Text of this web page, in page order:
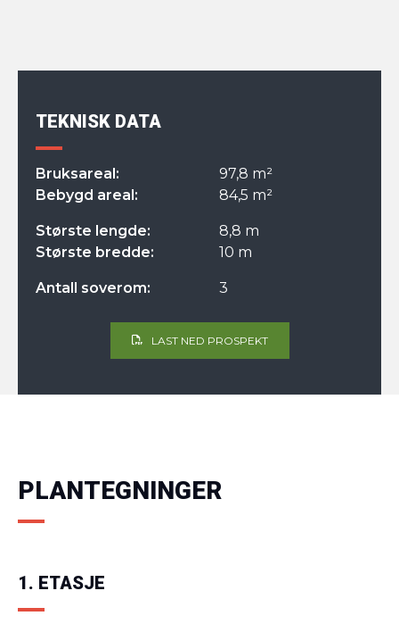
TEKNISK DATA
Bruksareal:
97,8 m²
Bebygd areal:
84,5 m²
Største lengde:
8,8 m
Største bredde:
10 m
Antall soverom: 3
LAST NED PROSPEKT
PLANTEGNINGER
1. ETASJE